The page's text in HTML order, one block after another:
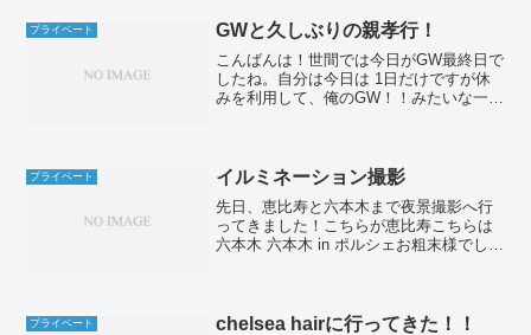
プライベート GWと久しぶりの親孝行！
こんばんは！世間では今日がGW最終日で
したね。自分は今日は 1日だけですが休
みを利用して、俺のGW！！みたいな一日
ョンしました！内...
プライベート イルミネーション撮影
先日、恵比寿と六本木まで夜景撮影へ行
ってきました！こちらが恵比寿こちらは
六本木 六本木 in ポルシェお粗末様でし
プライベート chelsea hairに行ってきた！！